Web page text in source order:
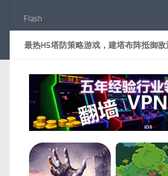
Flash
最热H5塔防策略游戏，建塔布阵抵御敌